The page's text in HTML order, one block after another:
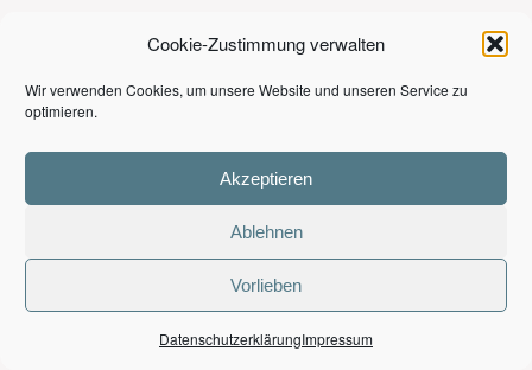
Cookie-Zustimmung verwalten
Wir verwenden Cookies, um unsere Website und unseren Service zu
optimieren.
Akzeptieren
Ablehnen
Vorlieben
DatenschutzerklärungImpressum
DATUM
VERANSTALTUNGSORT:
Café / Bar Hutmacher
Mirker Str. 48